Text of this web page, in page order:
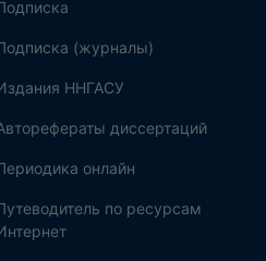
(журналы)
ННГАСУ
диссертаций
онлайн
по ресурсам